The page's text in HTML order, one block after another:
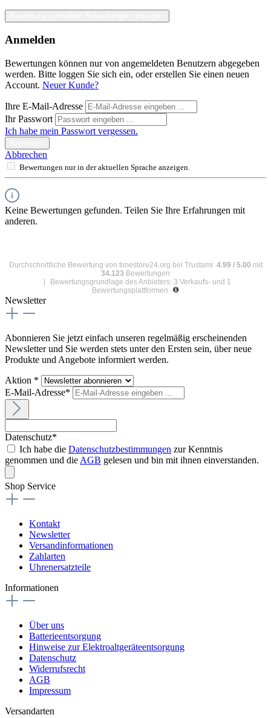
Anmelden
Bewertungen können nur von angemeldeten Benutzern abgegeben
werden. Bitte loggen Sie sich ein, oder erstellen Sie einen neuen
Account. Neuer Kunde?
Ihre E-Mail-Adresse
Ihr Passwort
Ich habe mein Passwort vergessen.
Abbrechen
Bewertungen nur in der aktuellen Sprache anzeigen.
Keine Bewertungen gefunden. Teilen Sie Ihre Erfahrungen mit
anderen.
Durchschnittliche Bewertung von timestore24.org bei Trustami: 4.99 / 5.00 mit
34.123 Bewertungen
Bewertungsgrundlage des Anbieters: 3 Verkaufs- und 1
Bewertungsplattformen
Newsletter
Abonnieren Sie jetzt einfach unseren regelmäßig erscheinenden
Newsletter und Sie werden stets unter den Ersten sein, über neue
Produkte und Angebote informiert werden.
Aktion *
E-Mail-Adresse*
Datenschutz*
Ich habe die Datenschutzbestimmungen zur Kenntnis
genommen und die AGB gelesen und bin mit ihnen einverstanden.
Shop Service
Kontakt
Newsletter
Versandinformationen
Zahlarten
Uhrenersatzteile
Informationen
Über uns
Batterieentsorgung
Hinweise zur Elektroaltgeräteentsorgung
Datenschutz
Widerrufsrecht
AGB
Impressum
Versandarten